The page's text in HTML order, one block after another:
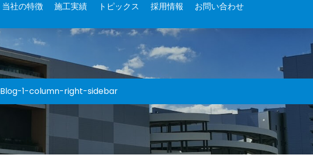
当社の特徴 施工実績 トピックス 採用情報 お問い合わせ
Blog-1-column-right-sidebar